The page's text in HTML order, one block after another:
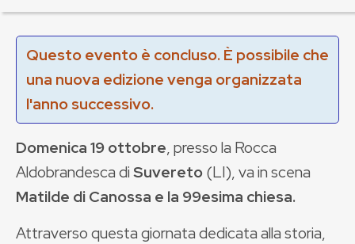
Questo evento è concluso. È possibile che
una nuova edizione venga organizzata
l'anno successivo.
Domenica 19 ottobre, presso la Rocca
Aldobrandesca diSuvereto(LI), va in scena
Matilde di Canossa e la 99esima chiesa.
Attraverso questa giornata dedicata alla storia,